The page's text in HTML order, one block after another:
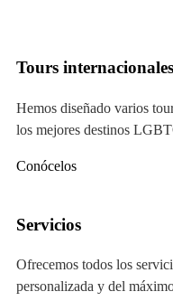
Tours internacionales
Hemos diseñado varios
los mejores destinos
Conócelos
Servicios
Ofrecemos todos los
personalizada y del